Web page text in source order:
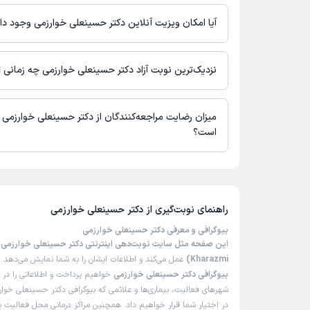
اطلاعاتی درباره محل فعالیت دکتر حسینعلی خوارزمی در مراکز
آیا امکان ویزیت آنلاین دکتر حسینعلی خوارزمی وجود
در حال حاضر اطلاعاتی درباره ارائه ویزیت آنلاین توسط دکتر
دسترس نیست. برای دریافت اطلاعات دقیق‌تر، لطفاً با مطب تماس
نزدیک‌ترین نوبت آزاد دکتر حسینعلی خوارزمی چه
زمان نوبت‌دهی و پذیرش بیماران با هماهنگی مطب مشخص می‌شود.
میزان رضایت مراجعه‌کنندگان از دکتر حسینعلی
است؟
راهنمای نوبت‌گیری از دکتر حسینعلی خوارزمی
بیوگرافی و معرفی دکتر حسینعلی خوارزمی
Kharazmi)
عمل می‌کند و اطلاعات ایشان را به شما نمایش می‌دهد.
بیوگرافی دکتر حسینعلی خوارزمی خواهیم پرداخت و اطلاعاتی را
شهرهای فعالیت، بیماری‌ها و علائمی که بیوگرافی دکتر حسینعلی
در اختیار شما قرار خواهیم داد. همچنین مراکز درمانی محل فعالیت